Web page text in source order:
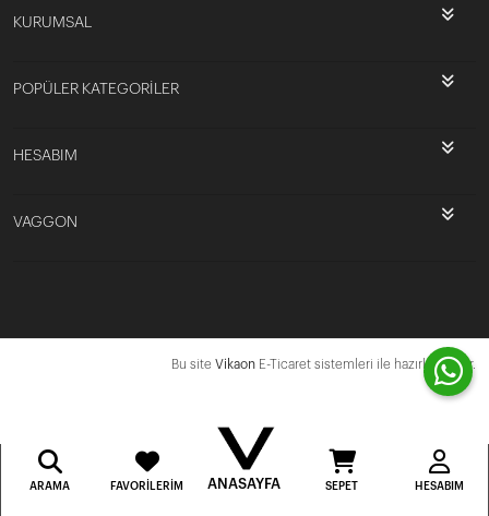
KURUMSAL
POPÜLER KATEGORİLER
HESABIM
VAGGON
Bu site Vikaon E-Ticaret sistemleri ile hazırlanmıştır.
ARAMA FAVORILERIM ANASAYFA SEPET HESABIM